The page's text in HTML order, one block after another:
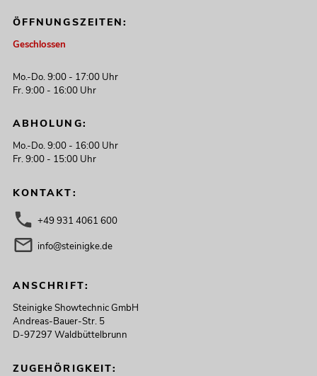
ÖFFNUNGSZEITEN:
Geschlossen
Mo.-Do. 9:00 - 17:00 Uhr
Fr. 9:00 - 16:00 Uhr
ABHOLUNG:
Mo.-Do. 9:00 - 16:00 Uhr
Fr. 9:00 - 15:00 Uhr
KONTAKT:
+49 931 4061 600
info@steinigke.de
ANSCHRIFT:
Steinigke Showtechnic GmbH
Andreas-Bauer-Str. 5
D-97297 Waldbüttelbrunn
ZUGEHÖRIGKEIT: